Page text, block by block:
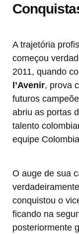
A trajetória
começou
2011, quando
l’Avenir, prova
futuros
abriu as portas
talento
equipe
O auge de sua
conquistou o
ficando na
posteriormente